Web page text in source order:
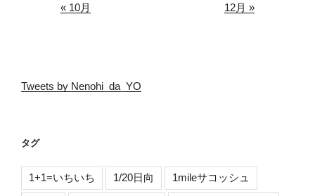
« 10月
12月 »
Tweets by Nenohi_da_YO
タグ
1+1=いちいち 1/20日向 1mileサコッシュ